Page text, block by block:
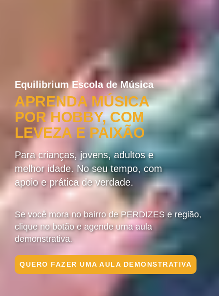
Equilibrium Escola de Música
APRENDA MÚSICA
POR HOBBY, COM
LEVEZA E PAIXÃO
Para crianças, jovens, adultos e
melhor idade. No seu tempo, com
apoio e prática de verdade.
Se você mora no bairro de PERDIZES e região,
clique no botão e agende uma aula
demonstrativa.
QUERO FAZER UMA AULA DEMONSTRATIVA